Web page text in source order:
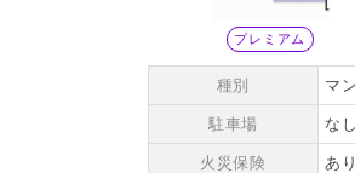
プレミアム
種別 マ
駐車場
なし
火災保険
あ